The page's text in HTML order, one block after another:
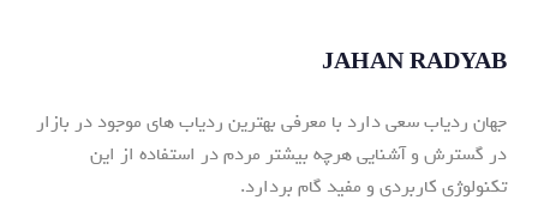
JAHAN RADYAB
جهان ردیاب سعی دارد با معرفی بهترین ردیاب های موجود در بازار
در گسترش و آشنایی هرچه بیشتر مردم در استفاده از این
تکنولوژی کاربردی و مفید گام بردارد.